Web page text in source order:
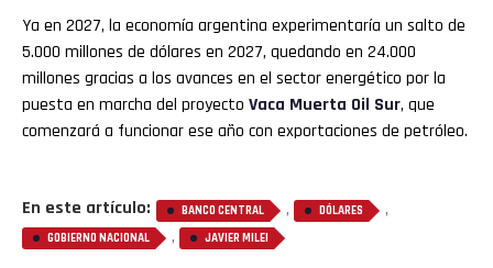
Ya en 2027, la economía argentina experimentaría un salto de
5.000 millones de dólares en 2027, quedando en 24.000
millones gracias a los avances en el sector energético por la
puesta en marcha del proyecto Vaca Muerta Oil Sur, que
comenzará a funcionar ese año con exportaciones de petróleo.
En este artículo: BANCO CENTRAL , DÓLARES ,
GOBIERNO NACIONAL , JAVIER MILEI